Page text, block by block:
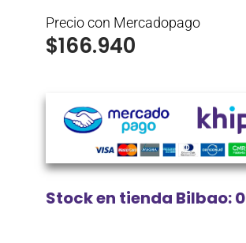
Precio con Mercadopago
$166.940
Stock en tienda Bilbao: 0